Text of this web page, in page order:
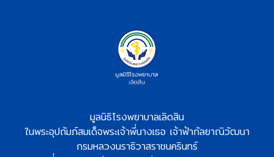
มูลนิธิโรงพยาบาลเลิดสิน
ในพระอุปถัมภ์สมเด็จพระเจ้าพี่นางเธอ เจ้าฟ้ากัลยาณิวัฒนา
กรมหลวงนราธิวาสราชนครินทร์